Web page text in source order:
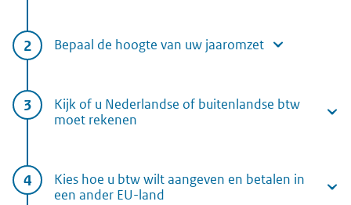
Bepaal de hoogte van uw jaaromzet
Kijk of u Nederlandse of buitenlandse btw
moet rekenen
Kies hoe u btw wilt aangeven en betalen in
een ander EU-land